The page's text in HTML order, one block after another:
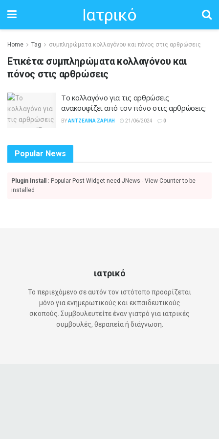
Ιατρικό
Home Tag συμπληρώματα κολλαγόνου και πόνος στις αρθρώσεις
Ετικέτα: συμπληρώματα κολλαγόνου και
πόνος στις αρθρώσεις
Το κολλαγόνο για τις αρθρώσεις
ανακουφίζει από τον πόνο στις αρθρώσεις;
BYΑΝΤΖΕΛΊΝΑ ΖΑΡΊΛΗ 21/06/2024 0
Popular News
Plugin Install
: Popular Post Widget need JNews - View Counter to be
installed
ιατρικό
Το περιεχόμενο σε αυτόν τον ιστότοπο προορίζεται
μόνο για ενημερωτικούς και εκπαιδευτικούς
σκοπούς. Συμβουλευτείτε έναν γιατρό για ιατρικές
συμβουλές, θεραπεία ή διάγνωση.